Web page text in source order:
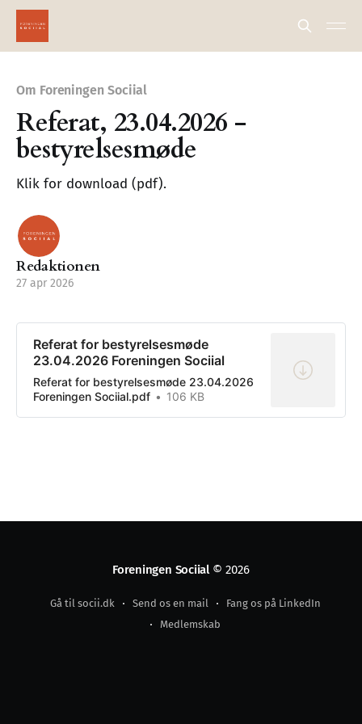
Om Foreningen Sociial
Referat, 23.04.2026 -
bestyrelsesmøde
Klik for download (pdf).
Redaktionen
27 apr 2026
Referat for bestyrelsesmøde
23.04.2026 Foreningen Sociial
Referat for bestyrelsesmøde 23.04.2026
Foreningen Sociial.pdf
106 KB
Foreningen Sociial© 2026
Gå til socii.dk Send os en mail
Fang os på LinkedIn
Medlemskab